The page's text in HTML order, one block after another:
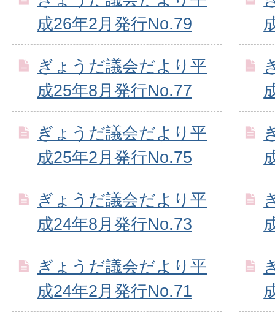
成26年2月発行No.79
ぎょうだ議会だより平
成25年8月発行No.77
ぎょうだ議会だより平
成25年2月発行No.75
ぎょうだ議会だより平
成24年8月発行No.73
ぎょうだ議会だより平
成24年2月発行No.71